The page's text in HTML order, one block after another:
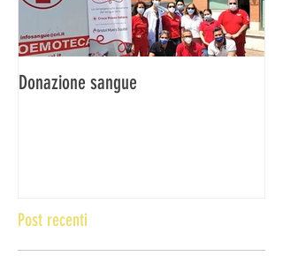
Donazione sangue
Post recenti